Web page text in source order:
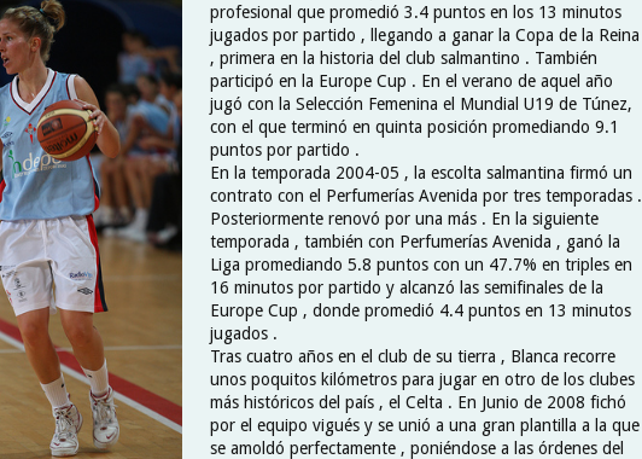
profesional que promedió 3.4 puntos en los 13 minutos
jugados por partido , llegando a ganar la Copa de la Reina
, primera en la historia del club salmantino . También
participó en la Europe Cup . En el verano de aquel año
jugó con la Selección Femenina el Mundial U19 de Túnez,
con el que terminó en quinta posición promediando 9.1
puntos por partido .
En la temporada 2004-05 , la escolta salmantina firmó un
contrato con el Perfumerías Avenida por tres temporadas .
Posteriormente renovó por una más . En la siguiente
temporada , también con Perfumerías Avenida , ganó la
Liga promediando 5.8 puntos con un 47.7% en triples en
16 minutos por partido y alcanzó las semifinales de la
Europe Cup , donde promedió 4.4 puntos en 13 minutos
jugados .
Tras cuatro años en el club de su tierra , Blanca recorre
unos poquitos kilómetros para jugar en otro de los clubes
más históricos del país , el Celta . En Junio de 2008 fichó
por el equipo vigués y se unió a una gran plantilla a la que
se amoldó perfectamente , poniéndose a las órdenes del